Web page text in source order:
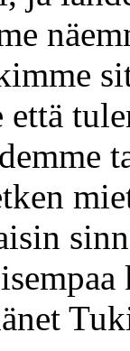
että